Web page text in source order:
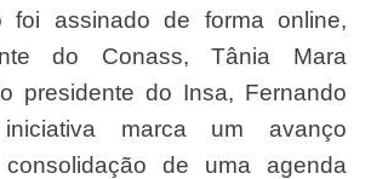
do Conass, Tânia Mara
presidente do Insa, Fernando
marca um avanço
de uma agenda